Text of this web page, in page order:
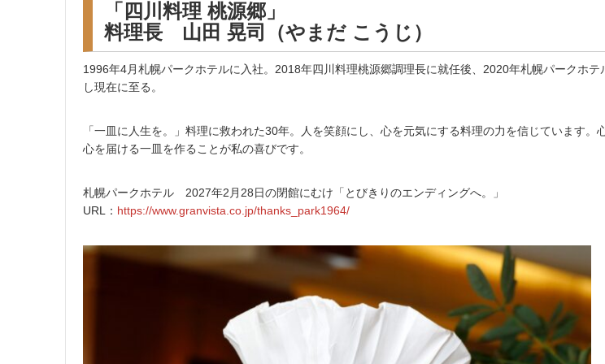
「四川料理 桃源郷」
料理長 山田 晃司（やまだ こうじ）
1996年4月札幌パークホテルに入社。2018年四川料理桃源郷調理長に就任後、2020年札幌パークホ
し現在に至る。
「一皿に人生を。」料理に救われた30年。人を笑顔にし、心を元気にする料理の力を信じています。
心を届ける一皿を作ることが私の喜びです。
札幌パークホテル 2027年2月28日の閉館にむけ「とびきりのエンディングへ。」
URL： https://www.granvista.co.jp/thanks_park1964/